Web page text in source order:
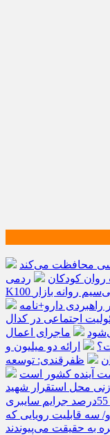
محافظت می‌کند
روان کودکان
ردمی
K100 پرو مکس با باتری غول‌پیکر و شارژ بی‌سیم روانه بازار
راهبردی دارو+نامه
اجتماعی در کدال
ماجرای اعمال
ارائه دو میلیون و
ظفرقندی: توسعه
آینده کشور است
محل استقرار شهید
هوش مصنوعی، بستر وقوع 55درصد جرایم سایبری
بزرگ در آیفون ۱۸ پرو/ سه قابلیت رویایی که
به حقیقت می‌پیوندند